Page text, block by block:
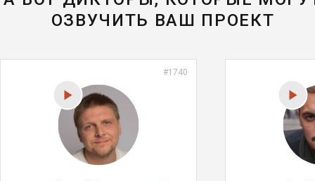
ОЗВУЧИТЬ ВАШ ПРОЕКТ
#1740